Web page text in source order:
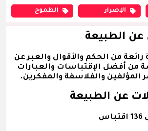
الإصرار الطموح
عن الطبيعة
من الحكم والأقوال والعبر عن
من أفضل الإقتباسات والعبارات
المؤلفين والفلاسفة والمفكرين.
عن الطبيعة